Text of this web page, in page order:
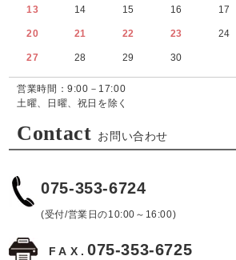
13 14 15 16 17
20 21 22 23 24
27 28 29 30
営業時間：9:00－17:00
土曜、日曜、祝日を除く
Contact お問い合わせ
075-353-6724
(受付/営業日の10:00～16:00)
FAX.075-353-6725